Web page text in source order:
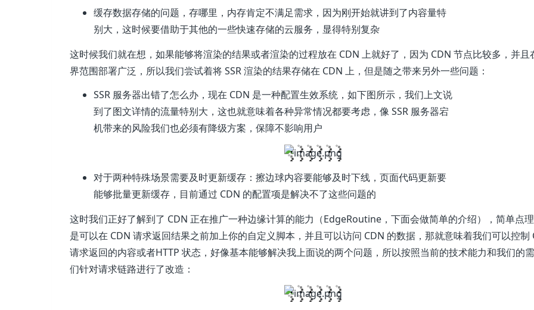
缓存数据存储的问题，存哪里，内存肯定不满足需求，因为刚开始就讲到了内容量特
别大，这时候要借助于其他的一些快速存储的云服务，显得特别复杂
这时候我们就在想，如果能够将渲染的结果或者渲染的过程放在 CDN 上就好了，因为 CDN 节点比较多，并且
界范围部署广泛，所以我们尝试着将 SSR 渲染的结果存储在 CDN 上，但是随之带来另外一些问题：
SSR 服务器出错了怎么办，现在 CDN 是一种配置生效系统，如下图所示，我们上文说
到了图文详情的流量特别大，这也就意味着各种异常情况都要考虑，像 SSR 服务器宕
机带来的风险我们也必须有降级方案，保障不影响用户
对于两种特殊场景需要及时更新缓存：擦边球内容要能够及时下线，页面代码更新要
能够批量更新缓存，目前通过 CDN 的配置项是解决不了这些问题的
这时我们正好了解到了 CDN 正在推广一种边缘计算的能力（EdgeRoutine，下面会做简单的介绍），简单点
是可以在 CDN 请求返回结果之前加上你的自定义脚本，并且可以访问 CDN 的数据，那就意味着我们可以控制
请求返回的内容或者HTTP 状态，好像基本能够解决我上面说的两个问题，所以按照当前的技术能力和我们的
们针对请求链路进行了改造：